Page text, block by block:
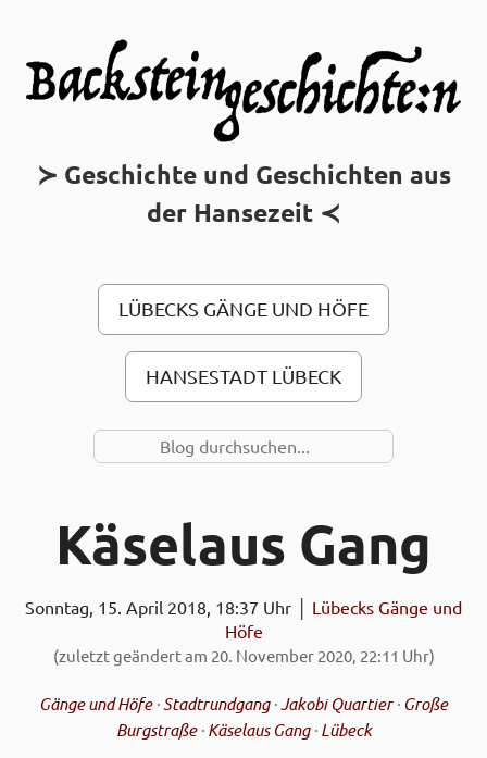
MAIN MENU
Geschichte und Geschichten aus
der Hansezeit
LÜBECKS GÄNGE UND HÖFE
HANSESTADT LÜBECK
SUCHE NACH…
Käse­laus Gang
Sonntag, 15. April 2018, 18:37 Uhr │ Lübecks Gänge und
Höfe
(zuletzt geändert am 20. November 2020, 22:11 Uhr)
Gänge und Höfe· Stadtrundgang·Jakobi Quartier· Große
Burgstraße· Käselaus Gang· Lübeck